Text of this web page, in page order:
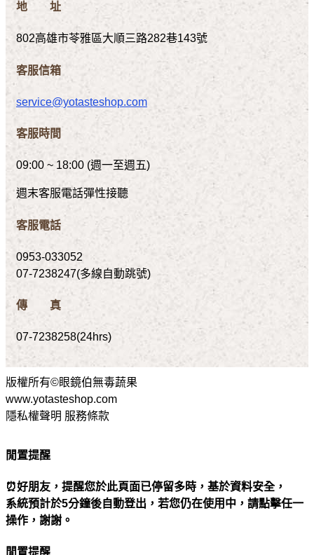
地 址
802高雄市苓雅區大順三路282巷143號
客服信箱
service@yotasteshop.com
客服時間
09:00 ~ 18:00 (週一至週五)
週末客服電話彈性接聽
客服電話
0953-033052
07-7238247(多線自動跳號)
傳 真
07-7238258(24hrs)
版權所有©眼鏡伯無毒蔬果
www.yotasteshop.com
隱私權聲明 服務條款
閒置提醒
⏰好朋友，提醒您於此頁面已停留多時，基於資料安全，
系統預計於5分鐘後自動登出，若您仍在使用中，請點擊任一
操作，謝謝。
閒置提醒